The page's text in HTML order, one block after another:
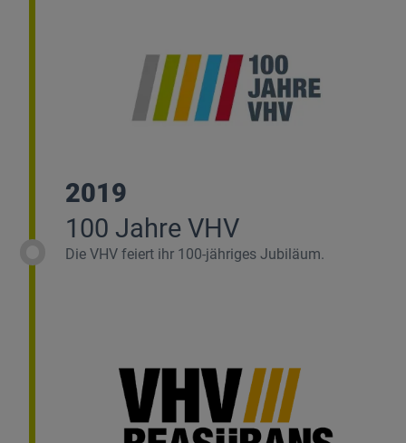
2019
100 Jahre VHV
Die VHV feiert ihr 100-jähriges Jubiläum.